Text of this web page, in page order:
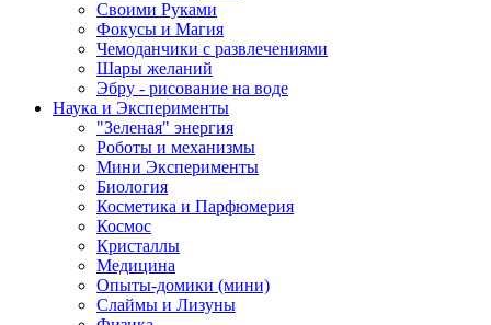
Своими Руками
Фокусы и Магия
Чемоданчики с развлечениями
Шары желаний
Эбру - рисование на воде
Наука и Эксперименты
"Зеленая" энергия
Роботы и механизмы
Мини Эксперименты
Биология
Косметика и Парфюмерия
Космос
Кристаллы
Медицина
Опыты-домики (мини)
Слаймы и Лизуны